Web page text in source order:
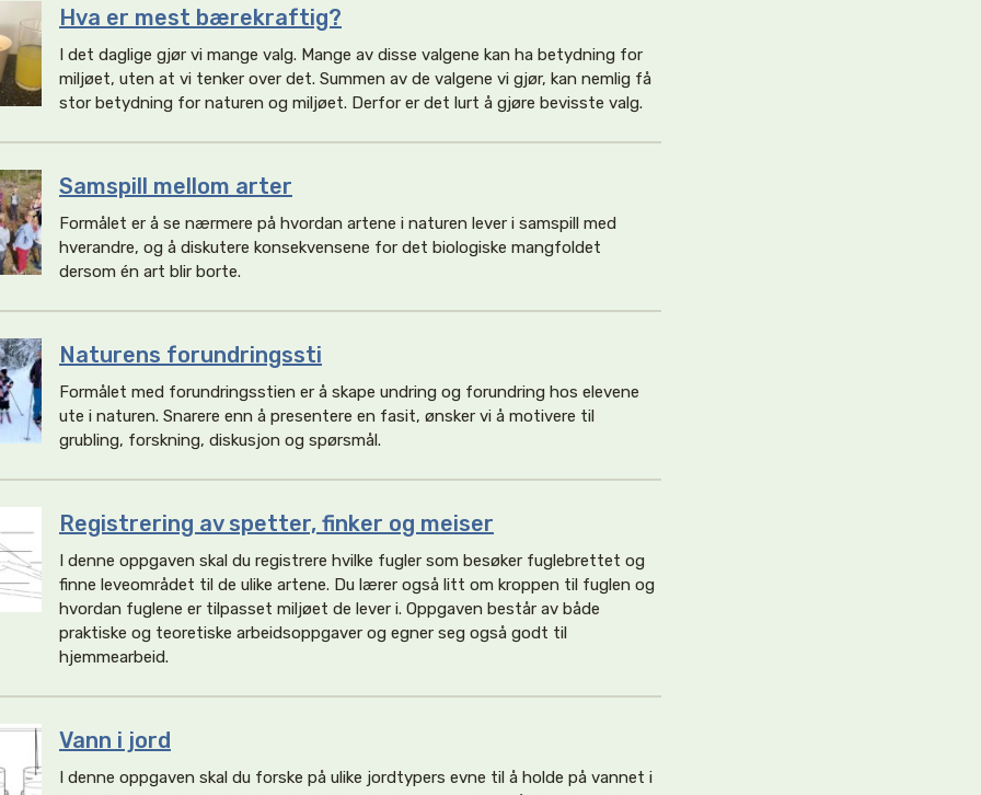
Hva er mest bærekraftig?
I det daglige gjør vi mange valg. Mange av disse valgene kan ha betydning for
miljøet, uten at vi tenker over det. Summen av de valgene vi gjør, kan nemlig få
stor betydning for naturen og miljøet. Derfor er det lurt å gjøre bevisste valg.
Samspill mellom arter
Formålet er å se nærmere på hvordan artene i naturen lever i samspill med
hverandre, og å diskutere konsekvensene for det biologiske mangfoldet
dersom én art blir borte.
Naturens forundringssti
Formålet med forundringsstien er å skape undring og forundring hos elevene
ute i naturen. Snarere enn å presentere en fasit, ønsker vi å motivere til
grubling, forskning, diskusjon og spørsmål.
Registrering av spetter, finker og meiser
I denne oppgaven skal du registrere hvilke fugler som besøker fuglebrettet og
finne leveområdet til de ulike artene. Du lærer også litt om kroppen til fuglen og
hvordan fuglene er tilpasset miljøet de lever i. Oppgaven består av både
praktiske og teoretiske arbeidsoppgaver og egner seg også godt til
hjemmearbeid.
Vann i jord
I denne oppgaven skal du forske på ulike jordtypers evne til å holde på vannet i